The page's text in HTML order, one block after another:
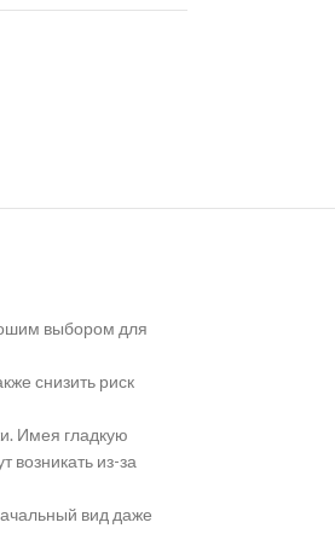
выбором для
снизить риск
Имея гладкую
возникать из-за
вид даже